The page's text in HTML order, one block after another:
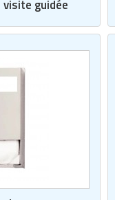
guidée